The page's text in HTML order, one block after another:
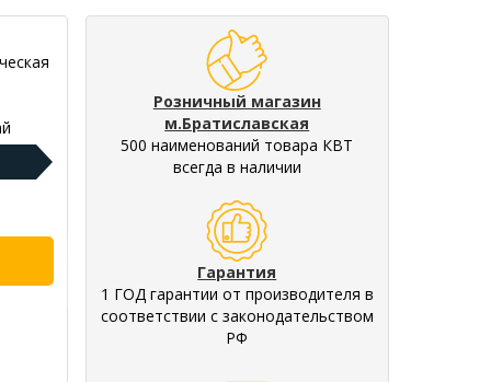
Розничный магазин
м.Братиславская
500 наименований товара КВТ
всегда в наличии
Гарантия
1 ГОД гарантии от производителя в
соответствии с законодательством
РФ